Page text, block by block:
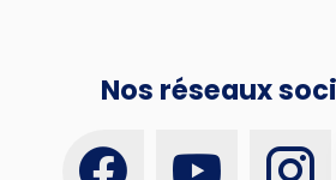
Nos réseaux